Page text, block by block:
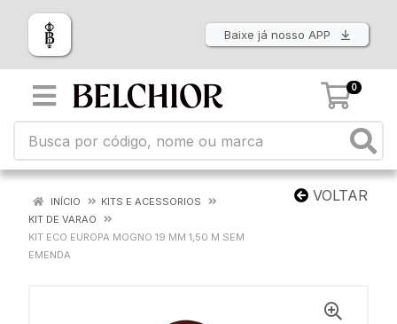
Baixe já nosso APP
0
VOLTAR
INÍCIO
KITS E ACESSORIOS
KIT DE VARAO
KIT ECO EUROPA MOGNO 19 MM 1,50 M SEM
EMENDA